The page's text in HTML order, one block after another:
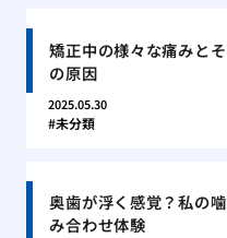
矯正中の様々な痛みとそ
の原因
2025.05.30
未分類
奥歯が浮く感覚？私の噛
み合わせ体験